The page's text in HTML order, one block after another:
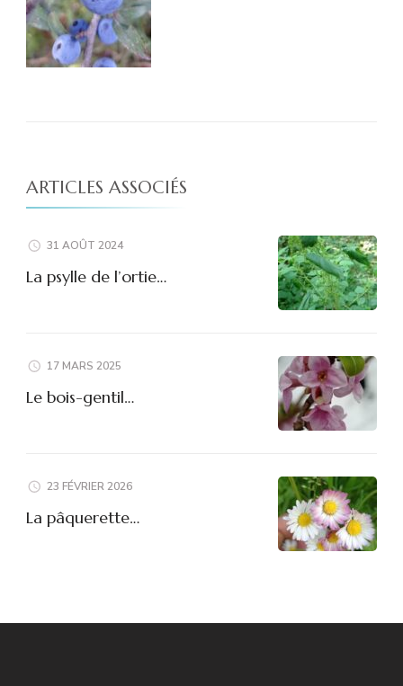
ARTICLES ASSOCIÉS
31 AOÛT 2024
La psylle de l’ortie…
17 MARS 2025
Le bois-gentil…
23 FÉVRIER 2026
La pâquerette…